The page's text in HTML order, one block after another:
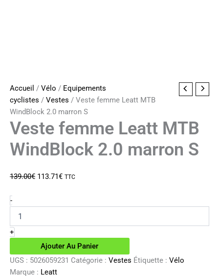
Accueil / Vélo / Equipements
cyclistes / Vestes / Veste femme Leatt MTB
WindBlock 2.0 marron S
Veste femme Leatt MTB
WindBlock 2.0 marron S
139.00€ Le
113.71€Le
TTC
-quantité
de
Veste
femme
Leatt
WindBlock
2.0
+
Ajouter Au Panier
UGS : 5026059231 Catégorie : Vestes Étiquette : Vélo
Marque : Leatt